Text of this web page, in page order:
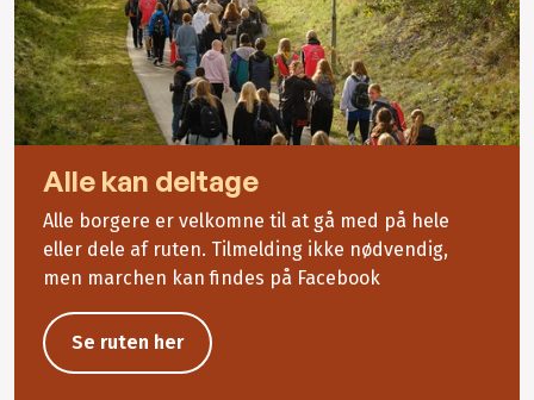
Alle kan deltage
Alle borgere er velkomne til at gå med på hele
eller dele af ruten. Tilmelding ikke nødvendig,
men marchen kan findes på Facebook
Se ruten her